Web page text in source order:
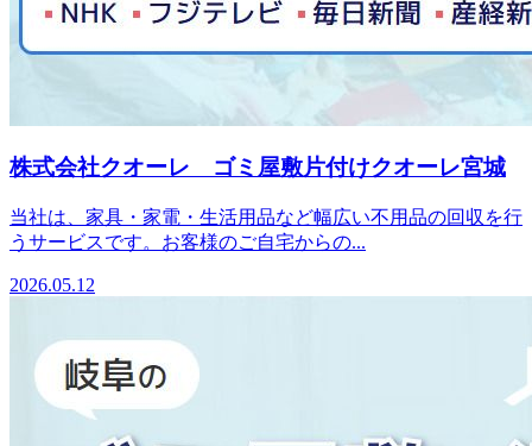
株式会社クオーレ ゴミ屋敷片付けクオーレ宮城
当社は、家具・家電・生活用品など幅広い不用品の回収を行
うサービスです。お客様のご自宅からの...
2026.05.12